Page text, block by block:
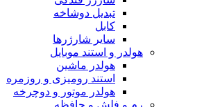
تبدیل دوشاخه
کابل
سایر شارژرها
هولدر و استند موبایل
هولدر ماشین
استند رومیزی و روزمره
هولدر موتور و دوچرخه